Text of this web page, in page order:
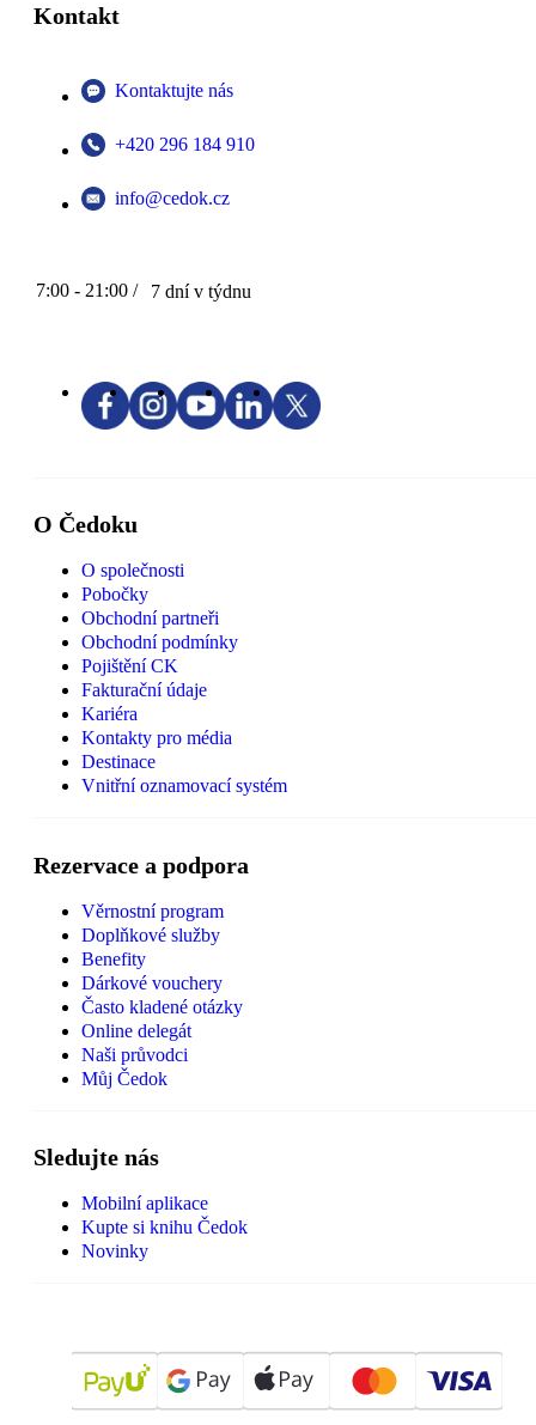
Kontakt
Kontaktujte nás
+420 296 184 910
info@cedok.cz
7:00 - 21:00 / 7 dní v týdnu
O Čedoku
O společnosti
Pobočky
Obchodní partneři
Obchodní podmínky
Pojištění CK
Fakturační údaje
Kariéra
Kontakty pro média
Destinace
Vnitřní oznamovací systém
Rezervace a podpora
Věrnostní program
Doplňkové služby
Benefity
Dárkové vouchery
Často kladené otázky
Online delegát
Naši průvodci
Můj Čedok
Sledujte nás
Mobilní aplikace
Kupte si knihu Čedok
Novinky